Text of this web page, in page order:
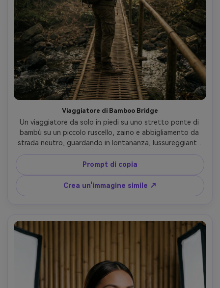
Viaggiatore di Bamboo Bridge
Un viaggiatore da solo in piedi su uno stretto ponte di
bambù su un piccolo ruscello, zaino e abbigliamento da
strada neutro, guardando in lontananza, lussureggiante
foresta di bambù circostante, luce dell'ora dorata,
scattato su Sony A7IV, obiettivo da 24 mm, ritratto
ambientale completo, dettagli nitidi, classificazione
cinematografica dei colori, fotorealistico- -ar 4:5
Prompt di copia
Crea un'immagine simile ↗